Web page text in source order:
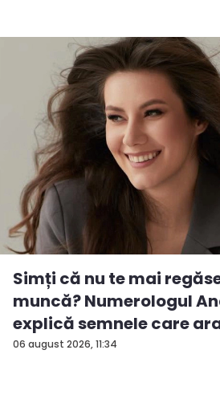
06 august 2026, 11:34
Simți că nu te mai
muncă? Numerologul
explică semnele care